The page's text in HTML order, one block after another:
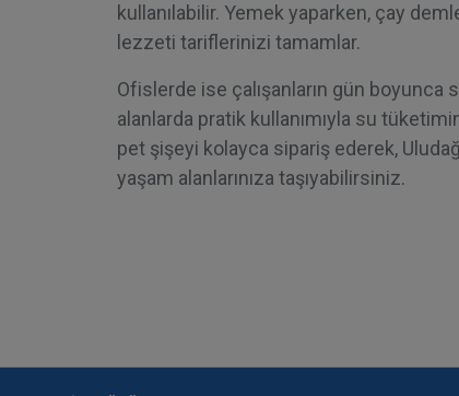
kullanılabilir. Yemek yaparken, çay
lezzeti tariflerinizi tamamlar.
Ofislerde ise çalışanların gün boyunca
alanlarda pratik kullanımıyla su
pet şişeyi kolayca sipariş ederek,
yaşam alanlarınıza taşıyabilirsiniz.